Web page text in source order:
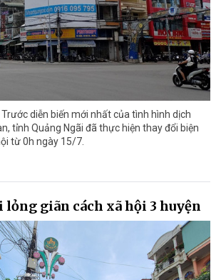
diễn biến mới nhất của tình hình dịch
tỉnh Quảng Ngãi đã thực hiện thay đổi biện
từ 0h ngày 15/7.
lỏng giãn cách xã hội 3 huyện